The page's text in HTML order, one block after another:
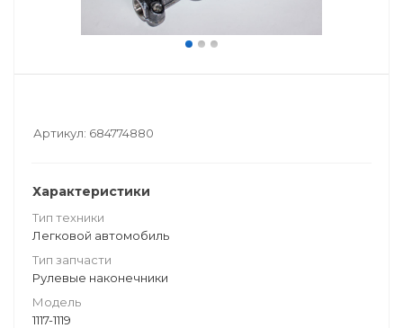
Артикул: 684774880
Характеристики
Тип техники
Легковой автомобиль
Тип запчасти
Рулевые наконечники
Модель
1117-1119